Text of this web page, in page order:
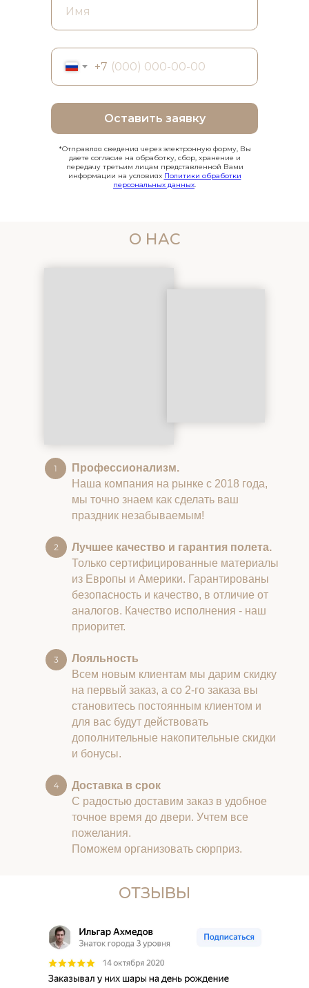
+7
Оставить заявку
*Отправляя сведения через электронную форму, Вы
даете согласие на обработку, сбор, хранение и
передачу третьим лицам представленной Вами
информации на условиях Политики обработки
персональных данных.
О НАС
Профессионализм.
Наша компания на рынке с 2018 года,
мы точно знаем как сделать ваш
праздник незабываемым!
Лучшее качество и гарантия полета.
Только сертифицированные материалы
из Европы и Америки. Гарантированы
безопасность и качество, в отличие от
аналогов. Качество исполнения - наш
приоритет.
Лояльность
Всем новым клиентам мы дарим скидку
на первый заказ, а со 2-го заказа вы
становитесь постоянным клиентом и
для вас будут действовать
дополнительные накопительные скидки
и бонусы.
Доставка в срок
С радостью доставим заказ в удобное
точное время до двери. Учтем все
пожелания.
Поможем организовать сюрприз.
ОТЗЫВЫ